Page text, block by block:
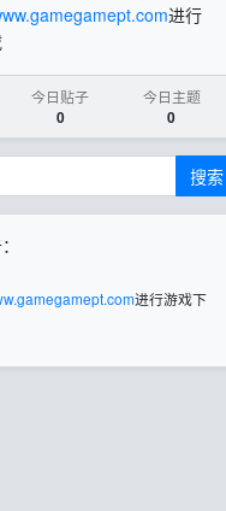
进行
今日贴子
0
今日主题
0
搜索
进行游戏下